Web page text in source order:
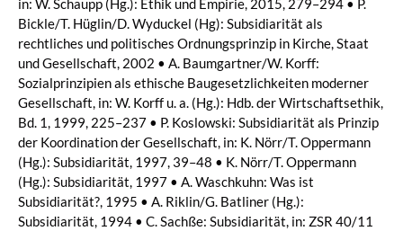
Bickle/T. Hüglin/D. Wyduckel (Hg): Subsidiarität als
rechtliches und politisches Ordnungsprinzip in Kirche, Staat
und Gesellschaft, 2002 • A. Baumgartner/W. Korff:
Sozialprinzipien als ethische Baugesetzlichkeiten moderner
Gesellschaft, in: W. Korff u. a. (Hg.): Hdb. der Wirtschaftsethik,
Bd. 1, 1999, 225–237 • P. Koslowski: Subsidiarität als Prinzip
der Koordination der Gesellschaft, in: K. Nörr/T. Oppermann
(Hg.): Subsidiarität, 1997, 39–48 • K. Nörr/T. Oppermann
(Hg.): Subsidiarität, 1997 • A. Waschkuhn: Was ist
Subsidiarität?, 1995 • A. Riklin/G. Batliner (Hg.):
Subsidiarität, 1994 • C. Sachße: Subsidiarität, in: ZSR 40/11